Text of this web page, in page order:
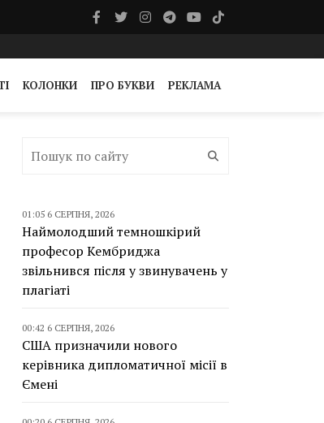
КОЛОНКИ ПРО БУКВИ РЕКЛАМА
01:05 6 СЕРПНЯ, 2026
Наймолодший темношкірий
професор Кембриджа
звільнився після у звинувачень у
плагіаті
00:42 6 СЕРПНЯ, 2026
США призначили нового
керівника дипломатичної місії в
Ємені